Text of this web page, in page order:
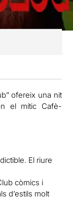
ofereix una nit
el mític Cafè-
El riure
còmics i
d’estils molt